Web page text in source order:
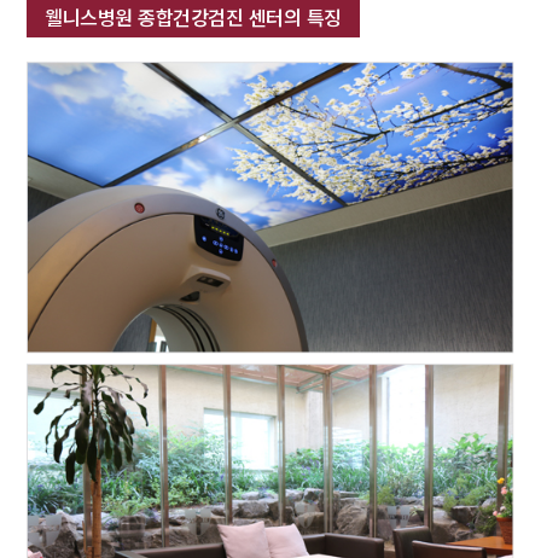
웰니스병원 종합건강검진 센터의 특징